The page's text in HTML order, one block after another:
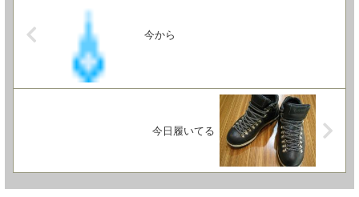
今から
今日履いてる